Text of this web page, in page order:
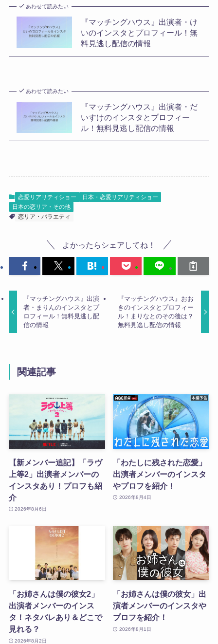
あわせて読みたい
『マッチングハウス』出演者・け
いのインスタとプロフィール！無
料見逃し配信の情報
あわせて読みたい
『マッチングハウス』出演者・だ
いすけのインスタとプロフィー
ル！無料見逃し配信の情報
恋愛リアリティショー
日本・恋愛リアリティショー
日本の恋リア・その他
恋リア・バラエティ
よかったらシェアしてね！
『マッチングハウス』出演
者・まりんのインスタとプ
ロフィール！無料見逃し配
信の情報
『マッチングハウス』おお
きのインスタとプロフィー
ル！まりなとのその後は？
無料見逃し配信の情報
関連記事
【新メンバー追記】「ラヴ
上等2」出演者メンバーの
インスタあり！プロフも紹
介
2026年8月6日
「わたしに残された恋愛」
出演者メンバーのインスタ
やプロフを紹介！
2026年8月4日
「お姉さんは僕の彼女2」
出演者メンバーのインス
タ！ネタバレあり＆どこで
見れる？
2026年8月2日
「お姉さんは僕の彼女」出
演者メンバーのインスタや
プロフを紹介！
2026年8月1日